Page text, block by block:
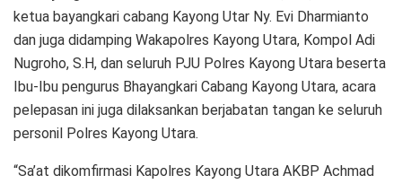
ketua bayangkari cabang Kayong Utar Ny. Evi Dharmianto
dan juga didamping Wakapolres Kayong Utara, Kompol Adi
Nugroho, S.H, dan seluruh PJU Polres Kayong Utara beserta
Ibu-Ibu pengurus Bhayangkari Cabang Kayong Utara, acara
pelepasan ini juga dilaksankan berjabatan tangan ke seluruh
personil Polres Kayong Utara.
“Sa’at dikomfirmasi Kapolres Kayong Utara AKBP Achmad